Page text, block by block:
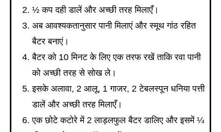
½ कप दही डालें और अच्छी तरह मिलाएँ।
अब आवश्यकतानुसार पानी मिलाएं और स्मूथ गांठ रहित
बैटर बनाएं।
बैटर को 10 मिनट के लिए एक तरफ रखें ताकि रवा पानी
को अच्छी तरह से सोख ले।
इसके अलावा, 2 आलू, 1 गाजर, 2 टेबलस्पून धनिया पत्ती
डालें और अच्छी तरह मिलाएँ।
एक छोटे कटोरे में 2 लाड़लफुल बैटर डालिए और इसमें ¼